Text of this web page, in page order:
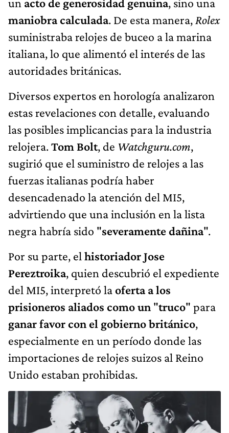
maniobra calculada. De esta manera, Rolex
suministraba relojes de buceo a la marina
italiana, lo que alimentó el interés de las
autoridades británicas.
Diversos expertos en horología analizaron
estas revelaciones con detalle, evaluando
las posibles implicancias para la industria
relojera.Tom Bolt, de Watchguru.com,
sugirió que el suministro de relojes a las
fuerzas italianas podría haber
desencadenado la atención del MI5,
advirtiendo que una inclusión en la lista
negra habría sido "severamente dañina".
Por su parte, el historiador Jose
Pereztroika, quien descubrió el expediente
del MI5, interpretó laoferta a los
prisioneros aliados como un "truco" para
ganar favor con el gobierno británico,
especialmente en un período donde las
importaciones de relojes suizos al Reino
Unido estaban prohibidas.